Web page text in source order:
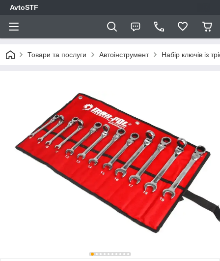
AvtoSTF
Товари та послуги Автоінструмент Набір ключів із